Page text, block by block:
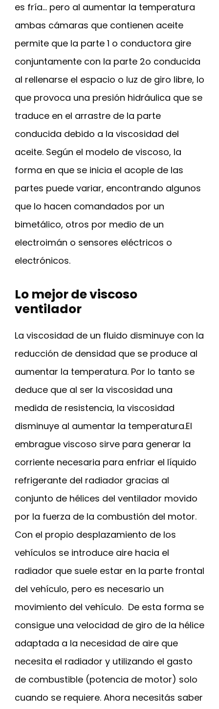
es fría… pero al aumentar la temperatura
ambas cámaras que contienen aceite
permite que la parte 1 o conductora gire
conjuntamente con la parte 2o conducida
al rellenarse el espacio o luz de giro libre, lo
que provoca una presión hidráulica que se
traduce en el arrastre de la parte
conducida debido a la viscosidad del
aceite. Según el modelo de viscoso, la
forma en que se inicia el acople de las
partes puede variar, encontrando algunos
que lo hacen comandados por un
bimetálico, otros por medio de un
electroimán o sensores eléctricos o
electrónicos.
Lo mejor de viscoso
ventilador
La viscosidad de un fluido disminuye con la
reducción de densidad que se produce al
aumentar la temperatura. Por lo tanto se
deduce que al ser la viscosidad una
medida de resistencia, la viscosidad
disminuye al aumentar la temperatura.El
embrague viscoso sirve para generar la
corriente necesaria para enfriar el líquido
refrigerante del radiador gracias al
conjunto de hélices del ventilador movido
por la fuerza de la combustión del motor.
Con el propio desplazamiento de los
vehículos se introduce aire hacia el
radiador que suele estar en la parte frontal
del vehículo, pero es necesario un
movimiento del vehículo. De esta forma se
consigue una velocidad de giro de la hélice
adaptada a la necesidad de aire que
necesita el radiador y utilizando el gasto
de combustible (potencia de motor) solo
cuando se requiere. Ahora necesitás saber